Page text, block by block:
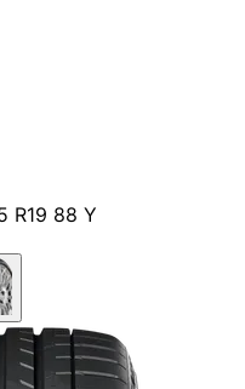
R19 88 Y